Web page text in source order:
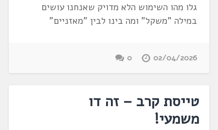
גלו מהו השימוש הלא מדויק שאנחנו עושים
במילה "משקל" ומה בינו לבין "מאזניים"
02/04/2026
0
טייסת קרב – זה דו
משמעי!